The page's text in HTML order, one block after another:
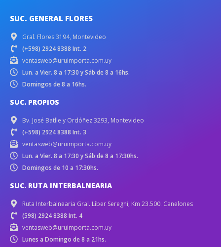
SUC. GENERAL FLORES
Gral. Flores 3194, Montevideo
(+598) 2924 8388 Int. 2
ventasweb@uruimporta.com.uy
Lun. a Vier. 8 a 17:30 y Sáb de 8 a 16hs.
Domingos de 8 a 16hs.
SUC. PROPIOS
Bv. José Batlle y Ordóñez 3293, Montevideo
(+598) 2924 8388 Int. 3
ventasweb@uruimporta.com.uy
Lun. a Vier. 8 a 17:30 y Sáb de 8 a 17:30hs.
Domingos de 10 a 17:30hs.
SUC. RUTA INTERBALNEARIA
Ruta Interbalnearia Gral. Líber Seregni, Km 23.500. Canelones
(598) 2924 8388 Int. 4
ventasweb@uruimporta.com.uy
Lunes a Domingo de 8 a 21hs.